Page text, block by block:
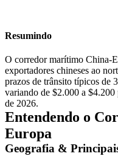
Resumindo
O corredor marítimo China-
exportadores chineses ao
prazos de trânsito típicos de
variando de $2.000 a $4.200
de 2026.
Entendendo o
Europa
Geografia &